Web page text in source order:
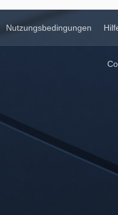
Nutzungsbedingungen